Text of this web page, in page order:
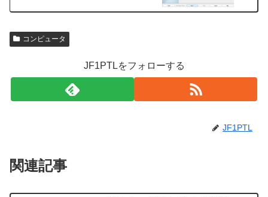
コンピュータ
JF1PTLをフォローする
JF1PTL
関連記事